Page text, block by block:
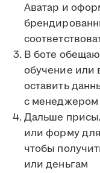
Аватар и
В боте
обучение или
оставить
с менеджером
Дальше
или форму
чтобы
или деньгам